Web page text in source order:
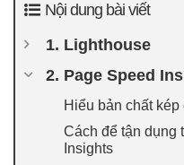
Nội dung bài viết
1. Lighthouse
2. Page Speed
Hiểu bản chất kép
Cách để tận dụng
Insights